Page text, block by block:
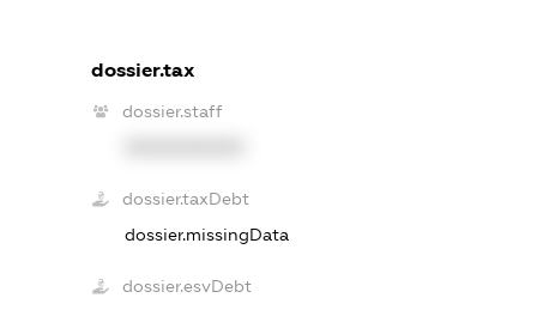
dossier.tax
dossier.staff
dossier.taxDebt
dossier.missingData
dossier.esvDebt